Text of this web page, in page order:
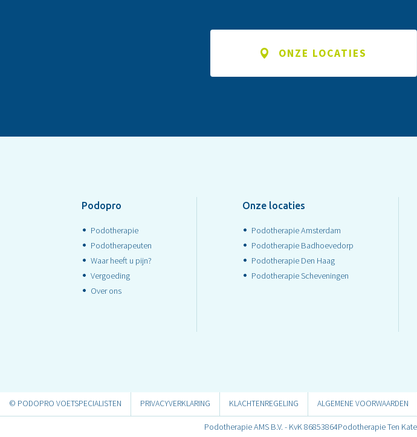
ONZE LOCATIES
Podopro
Podotherapie
Podotherapeuten
Waar heeft u pijn?
Vergoeding
Over ons
Onze locaties
Podotherapie Amsterdam
Podotherapie Badhoevedorp
Podotherapie Den Haag
Podotherapie Scheveningen
© PODOPRO VOETSPECIALISTEN PRIVACYVERKLARING KLACHTENREGELING ALGEMENE VOORWAARDEN
Podotherapie AMS B.V. - KvK 86853864Podotherapie Ten